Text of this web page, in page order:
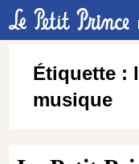
Étiquette :
musique